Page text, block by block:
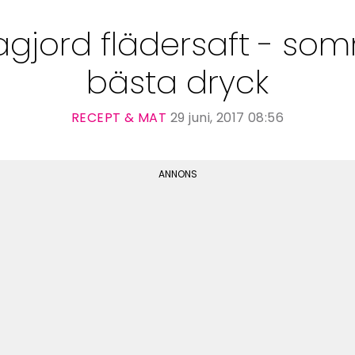
flädersaft -
bästa dryck
RECEPT & MAT 29 juni, 2017 08:56